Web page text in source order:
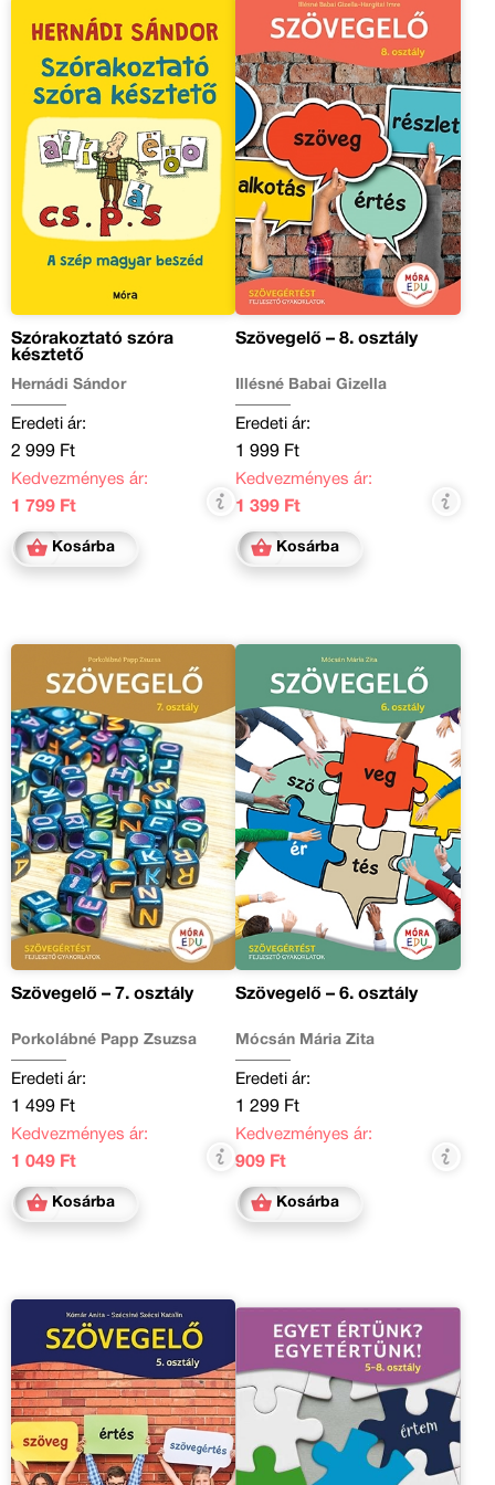
Szórakoztató szóra
késztető
Hernádi Sándor
Eredeti ár:
2 999 Ft
Kedvezményes ár:
1 799 Ft
Kosárba
Szövegelő – 8. osztály
Illésné Babai Gizella
Eredeti ár:
1 999 Ft
Kedvezményes ár:
1 399 Ft
Kosárba
Szövegelő – 7. osztály
Porkolábné Papp Zsuzsa
Eredeti ár:
1 499 Ft
Kedvezményes ár:
1 049 Ft
Kosárba
Szövegelő – 6. osztály
Mócsán Mária Zita
Eredeti ár:
1 299 Ft
Kedvezményes ár:
909 Ft
Kosárba